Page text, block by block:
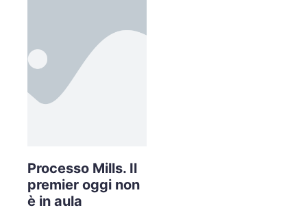
Processo Mills. Il
premier oggi non
è in aula